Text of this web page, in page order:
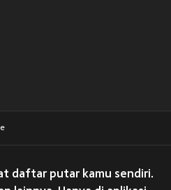
daftar putar kamu sendiri.